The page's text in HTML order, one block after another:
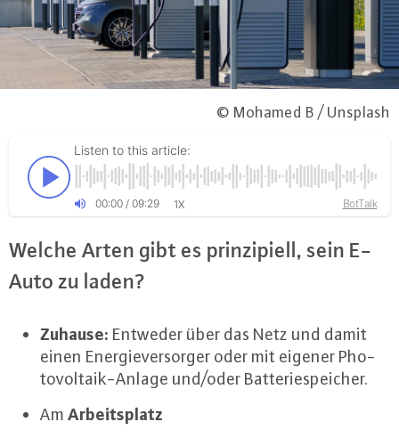
© Mohamed B / Unsplash
Listen to this article:
00:00 / 09:29 1X BotTalk
Welche Arten gibt es prin­zi­pi­ell, sein E-
Auto zu laden?
Zuhause: Entweder über das Netz und damit
einen En­er­gie­ver­sor­ger oder mit eigener Pho­
to­vol­ta­ik-An­la­ge und/oder Bat­te­rie­spei­cher.
Am Ar­beits­platz